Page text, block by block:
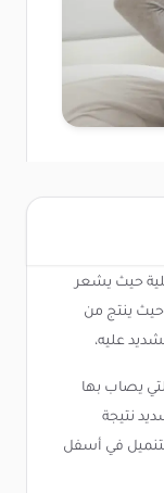
حيث يشعر
ينتج من
عليه،
يصاب بها
نتيجة
في أسفل